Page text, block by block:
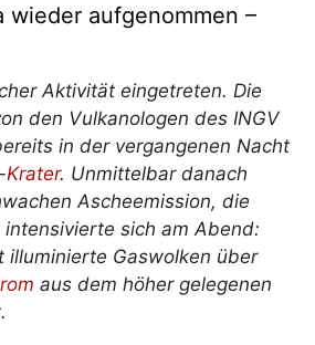
wieder aufgenommen –
Aktivität eingetreten. Die
den Vulkanologen des INGV
in der vergangenen Nacht
Krater. Unmittelbar danach
Ascheemission, die
sich am Abend:
illuminierte Gaswolken über
aus dem höher gelegenen